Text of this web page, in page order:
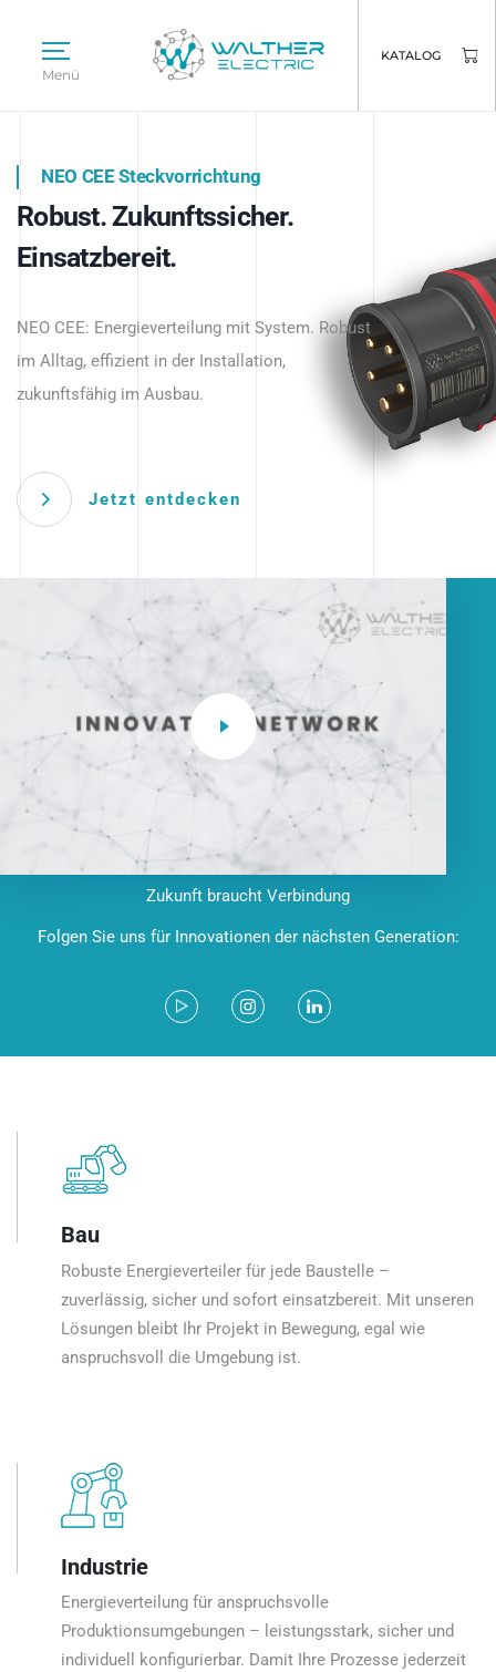
Menü
KATALOG
Intelligente Stromverteilung
beginnt hier.
NEO CEE Steckvorrichtung
Robust. Zukunftssicher.
Einsatzbereit.
NEO CEE: Energieverteilung mit System. Robust
im Alltag, effizient in der Installation,
zukunftsfähig im Ausbau.
Jetzt entdecken
Intelligenz trifft Energie.
Anwendungen – robust, IP-geschützt und
zukunftsfähig.
Zukunft braucht Verbindung
Folgen Sie uns für Innovationen der nächsten Generation:
Bau
Robuste Energieverteiler für jede Baustelle –
zuverlässig, sicher und sofort einsatzbereit. Mit unseren
Lösungen bleibt Ihr Projekt in Bewegung, egal wie
anspruchsvoll die Umgebung ist.
Industrie
Energieverteilung für anspruchsvolle
Produktionsumgebungen – leistungsstark, sicher und
individuell konfigurierbar. Damit Ihre Prozesse jederzeit